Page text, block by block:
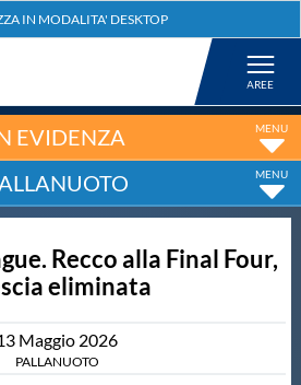
EVIDENZA
Recco alla Final Four,
eliminata
Maggio 2026
PALLANUOTO